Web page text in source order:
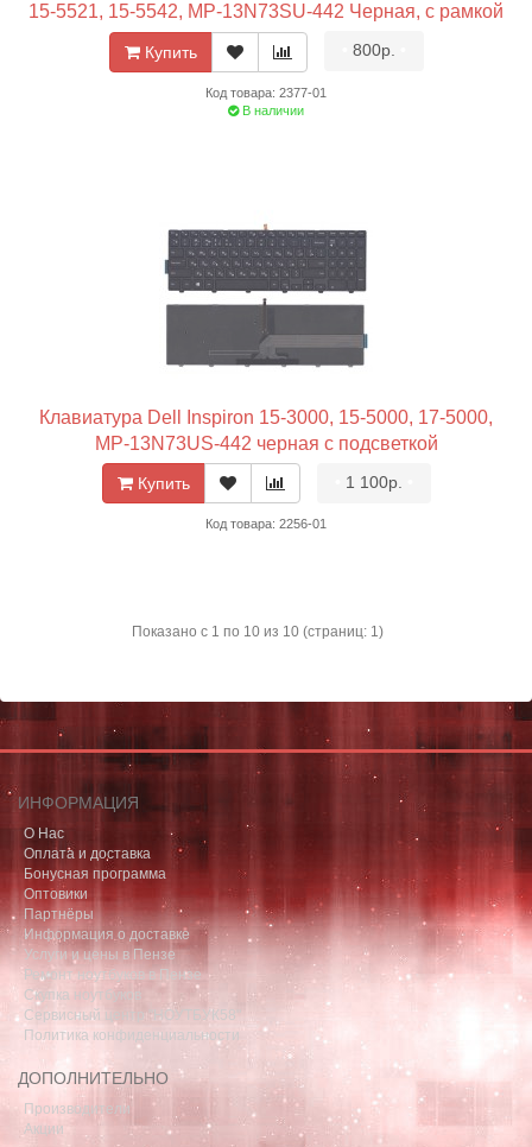
15-5521, 15-5542, MP-13N73SU-442 Черная, с рамкой
Купить 800р.
Код товара: 2377-01
В наличии
Клавиатура Dell Inspiron 15-3000, 15-5000, 17-5000,
MP-13N73US-442 черная с подсветкой
Купить 1 100р.
Код товара: 2256-01
Показано с 1 по 10 из 10 (страниц: 1)
ИНФОРМАЦИЯ
О Нас
Оплата и доставка
Бонусная программа
Оптовики
Партнёры
Информация о доставке
Услуги и цены в Пензе
Ремонт ноутбуков в Пензе
Скупка ноутбуков
Сервисный центр "НОУТБУК58"
Политика конфиденциальности
ДОПОЛНИТЕЛЬНО
Производители
Акции